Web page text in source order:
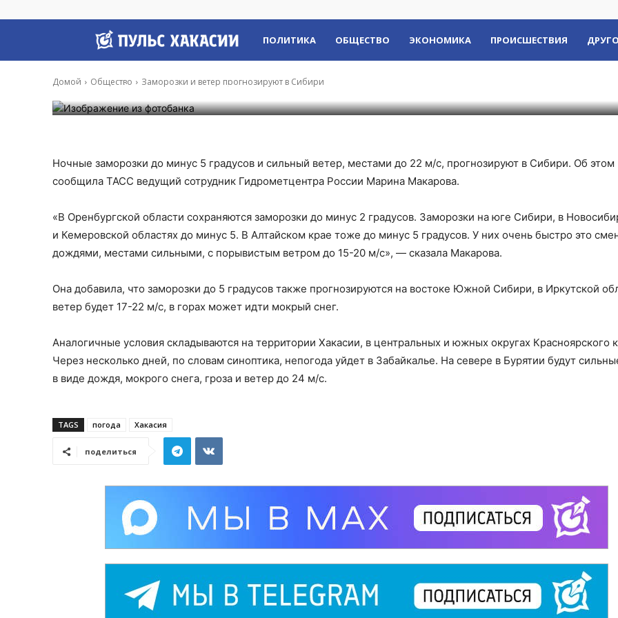
Пульс
Хакасии
ПОЛИТИКА ОБЩЕСТВО ЭКОНОМИКА ПРОИСШЕСТВИЯ
Домой Общество Заморозки и ветер прогнозируют в Сибири
Заморозки и ветер прогнозируют в
Владимир Данилов - 23 Май, 2026 14:18
Ночные заморозки до минус 5 градусов и сильный ветер, местами до 22 м/с, прогнозируют в Сибири. Об этом
сообщила ТАСС ведущий сотрудник Гидрометцентра России Марина Макарова.
«В Оренбургской области сохраняются заморозки до минус 2 градусов. Заморозки на юге Сибири, в
и Кемеровской областях до минус 5. В Алтайском крае тоже до минус 5 градусов. У них очень быстро это
дождями, местами сильными, с порывистым ветром до 15-20 м/с», — сказала Макарова.
Она добавила, что заморозки до 5 градусов также прогнозируются на востоке Южной Сибири, в Иркутской
ветер будет 17-22 м/с, в горах может идти мокрый снег.
Аналогичные условия складываются на территории Хакасии, в центральных и южных округах Красноярского
Через несколько дней, по словам синоптика, непогода уйдет в Забайкалье. На севере в Бурятии будут
в виде дождя, мокрого снега, гроза и ветер до 24 м/с.
TAGS погода Хакасия
поделиться